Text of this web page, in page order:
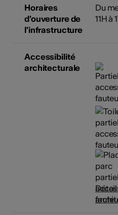
Horaires
d'ouverture de
l'infrastructure
Du
11H à
Accessibilité
architecturale